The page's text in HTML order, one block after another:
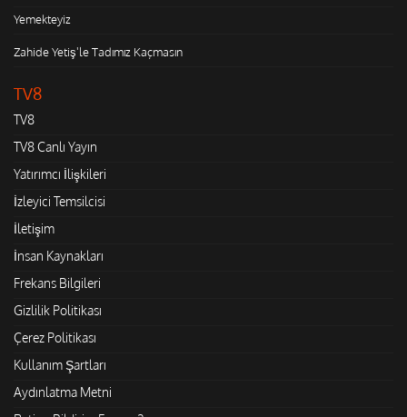
Yemekteyiz
Zahide Yetiş'le Tadımız Kaçmasın
TV8
TV8
TV8 Canlı Yayın
Yatırımcı İlişkileri
İzleyici Temsilcisi
İletişim
İnsan Kaynakları
Frekans Bilgileri
Gizlilik Politikası
Çerez Politikası
Kullanım Şartları
Aydınlatma Metni